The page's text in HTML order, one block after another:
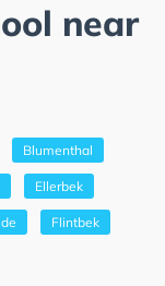
near
Blumenthal
Ellerbek
Flintbek